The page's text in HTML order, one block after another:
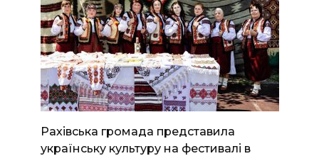
Рахівська громада представила
українську культуру на фестивалі в